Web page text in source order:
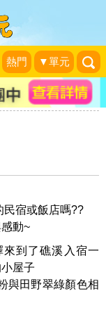
熱門 ▼單元
！帶著孩子
島上的小木
民宿或飯店嗎??
動~
到了礁溪入宿一
屋子
與田野翠綠顏色相